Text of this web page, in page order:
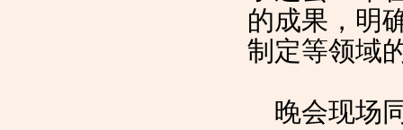
的成果，明
制定等领域
晚会现场